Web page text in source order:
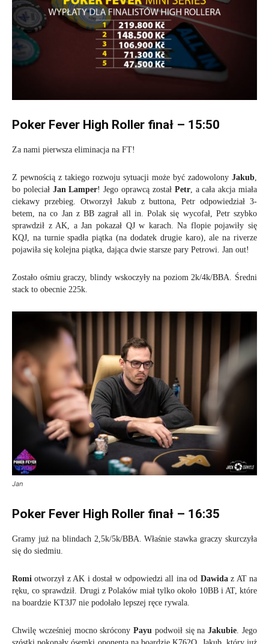
Poker Fever High Roller finał – 15:50
Za nami pierwsza eliminacja na FT!
Z pewnością z takiego rozwoju sytuacji może być zadowolony Jakub
bo poleciał Jan Lamper! Jego oprawcą został Petr, a cała akcja miała
ciekawy przebieg. Otworzył Jakub z buttona, Petr odpowiedział 3-
betem, na co Jan z BB zagrał all in. Polak się wycofał, Petr szybko
sprawdził z AK, a Jan pokazał QJ w karach. Na flopie pojawiły się
KQJ, na turnie spadła piątka (na dodatek drugie karo), ale na riverze
pojawiła się kolejna piątka, dająca dwie starsze pary Petrowi. Jan out!
Zostało ośmiu graczy, blindy wskoczyły na poziom 2k/4k/BBA. Średni
stack to obecnie 225k.
Jan
Poker Fever High Roller finał – 16:35
Gramy już na blindach 2,5k/5k/BBA. Właśnie stawka graczy skurczyła
się do siedmiu.
Romi otworzył z AK i dostał w odpowiedzi all ina od Dawidaz AT na
ręku, co sprawdził. Drugi z Polaków miał tylko około 10BB i AT, które
na boardzie KT3J7 nie podołało lepszej ręce rywala.
Chwilę wcześniej mocno skróconyPayu podwoił się naJakubie . Jego